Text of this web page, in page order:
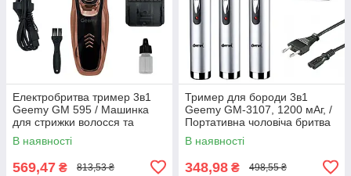
Електробритва тример 3в1
Geemy GM 595 / Машинка
для стрижки волосся та
бороди / Акумуляторний
тример для носа
В наявності
569,47 ₴ 813,53 ₴
Тример для бороди 3в1
Geemy GM-3107, 1200 мАг, /
Портативна чоловіча бритва
для обличчя, носа та вух
В наявності
348,98 ₴ 498,55 ₴